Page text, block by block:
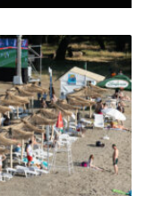
helyzet: